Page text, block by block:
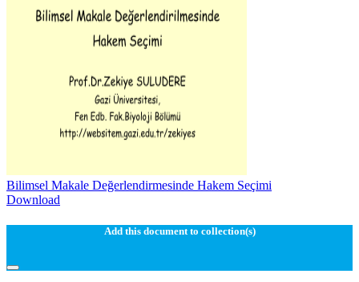
Bilimsel Makale Değerlendirmesinde Hakem Seçimi
Download
Add this document to collection(s)